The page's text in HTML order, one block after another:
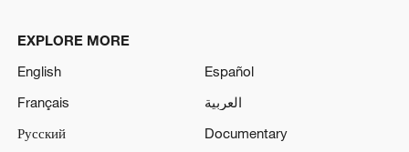
EXPLORE MORE
English
Español
Français
العربية
Русский
Documentary